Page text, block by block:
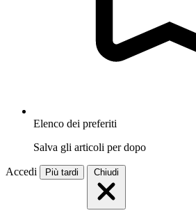
Elenco dei preferiti
Salva gli articoli per dopo
Accedi Più tardi Chiudi